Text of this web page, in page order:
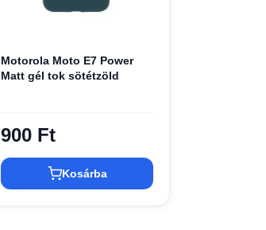
Motorola Moto E7 Power
Matt gél tok sötétzöld
900 Ft
Kosárba